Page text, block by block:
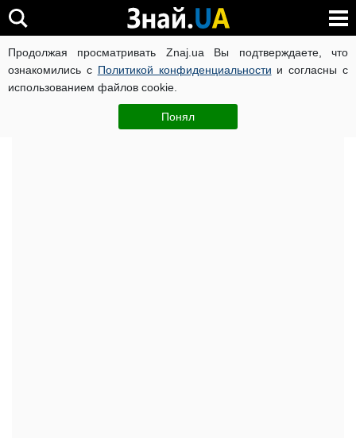
Продолжая просматривать Znaj.ua Вы подтверждаете, что
ознакомились с Политикой конфиденциальности и согласны с
использованием файлов cookie.
Понял
ВОЙНА РОССИИ ПРОТИВ УКРАИНЫ КОРОНАВИРУС В
ЧИТАТИ УКРАЇНСЬКОЮ